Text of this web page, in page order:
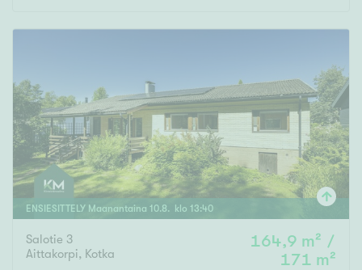
ENSIESITTELY Maanantaina 10.8. klo 13:40
Salotie 3
Aittakorpi, Kotka
164,9 m² /
171 m²